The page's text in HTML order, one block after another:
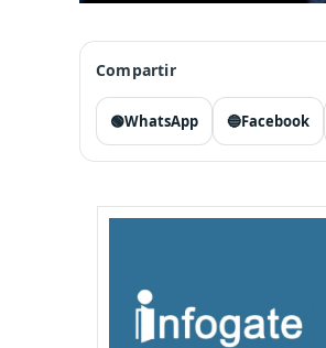
Compartir
🟢WhatsApp 🔵Facebook